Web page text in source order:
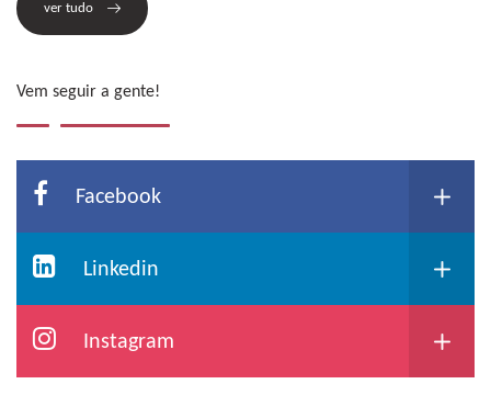
ver tudo
Vem seguir a gente!
Facebook
Linkedin
Instagram